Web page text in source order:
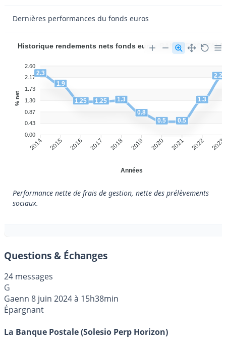
Dernières performances du fonds euros
Historique rendements nets fonds euros BANQUE POSTALE
2.60
2.17
1.73
1.30
0.87
0.43
0.00
% net
2.3
1.9
1.25 1.25
1.3
0.8
0.5
0.5
1.3
2.2
2014 2015 2016 2017 2018 2019 2020 2021 2022 2023
Années
Performance nette de frais de gestion, nette des prélèvements
sociaux.
Questions & Échanges
24 messages
G
Gaenn 8 juin 2024 à 15h38min
Épargnant
La Banque Postale (Solesio Perp Horizon)